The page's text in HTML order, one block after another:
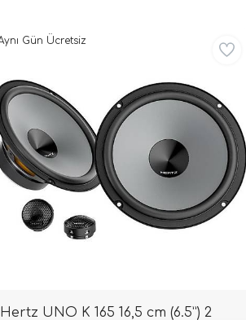
Hertz UNO K 165 16,5 cm (6.5”) 2
Gün Ücretsiz